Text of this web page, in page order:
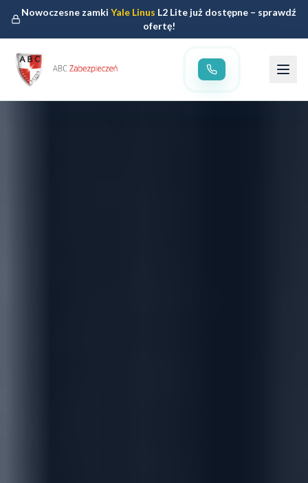
Nowoczesne zamkiYale Linus L2 Lite już dostępne – sprawdź
ofertę!